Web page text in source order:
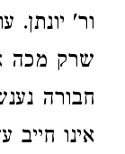
ור' יונתן.
שרק מכה
חבורה
אינו